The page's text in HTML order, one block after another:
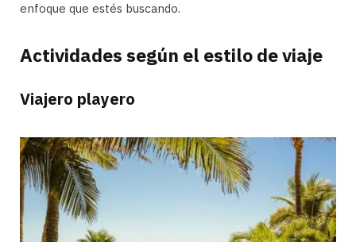
enfoque que estés buscando.
Actividades según el estilo de viaje
Viajero playero